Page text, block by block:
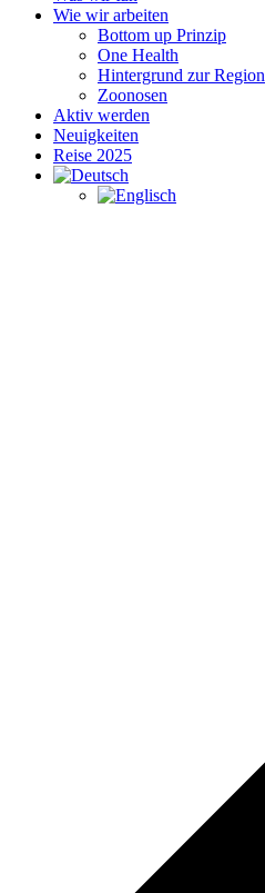
Wie wir arbeiten
Bottom up Prinzip
One Health
Hintergrund zur Region
Zoonosen
Aktiv werden
Neuigkeiten
Reise 2025